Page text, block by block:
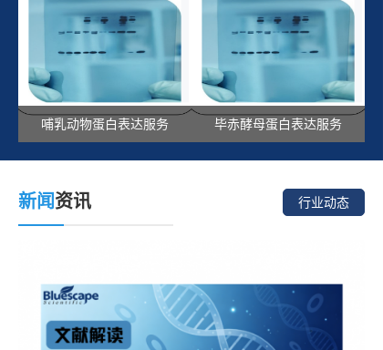
哺乳动物蛋白表达服务 毕赤酵母蛋白表达服务
新闻资讯 行业动态